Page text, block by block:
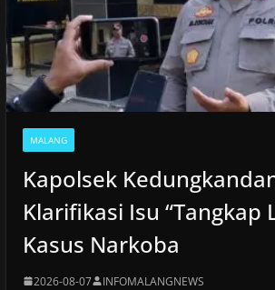
MALANG
Kapolsek
Klarifikasi Isu “Tangkap
Kasus Narkoba
2026-08-07 INFOMALANGNEWS